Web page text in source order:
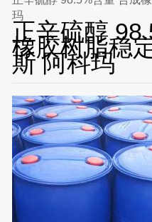
玛
正辛硫醇
橡胶树脂稳
斯 阿科玛